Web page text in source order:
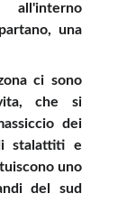
all'interno
una
ci sono
che si
dei
stalattiti e
uno
del sud